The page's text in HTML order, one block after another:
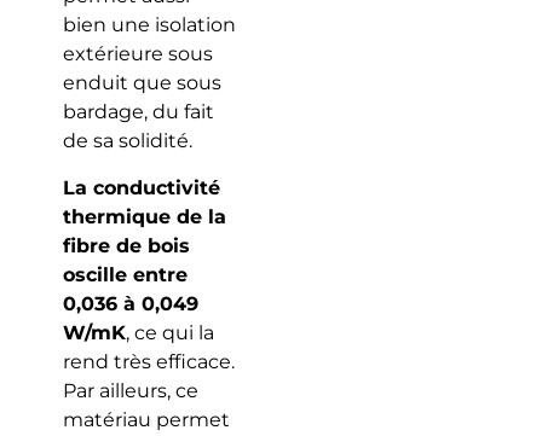
bien une isolation
extérieure sous
enduit que sous
bardage, du fait
de sa solidité.
La conductivité
thermique de la
fibre de bois
oscille entre
0,036 à 0,049
W/mK, ce qui la
rend très efficace.
Par ailleurs, ce
matériau permet